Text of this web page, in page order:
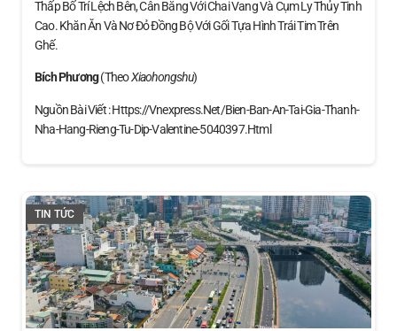
Thấp Bố Trí Lệch Bên, Cân Bằng Với Chai Vang Và Cụm Ly Thủy Tinh
Cao. Khăn Ăn Và Nơ Đỏ Đồng Bộ Với Gối Tựa Hình Trái Tim Trên
Ghế.
Bích Phương(theoXiaohongshu)
Nguồn Bài Viết : Https://vnexpress.net/bien-Ban-An-Tai-Gia-Thanh-
Nha-Hang-Rieng-Tu-Dip-Valentine-5040397.html
TIN TỨC